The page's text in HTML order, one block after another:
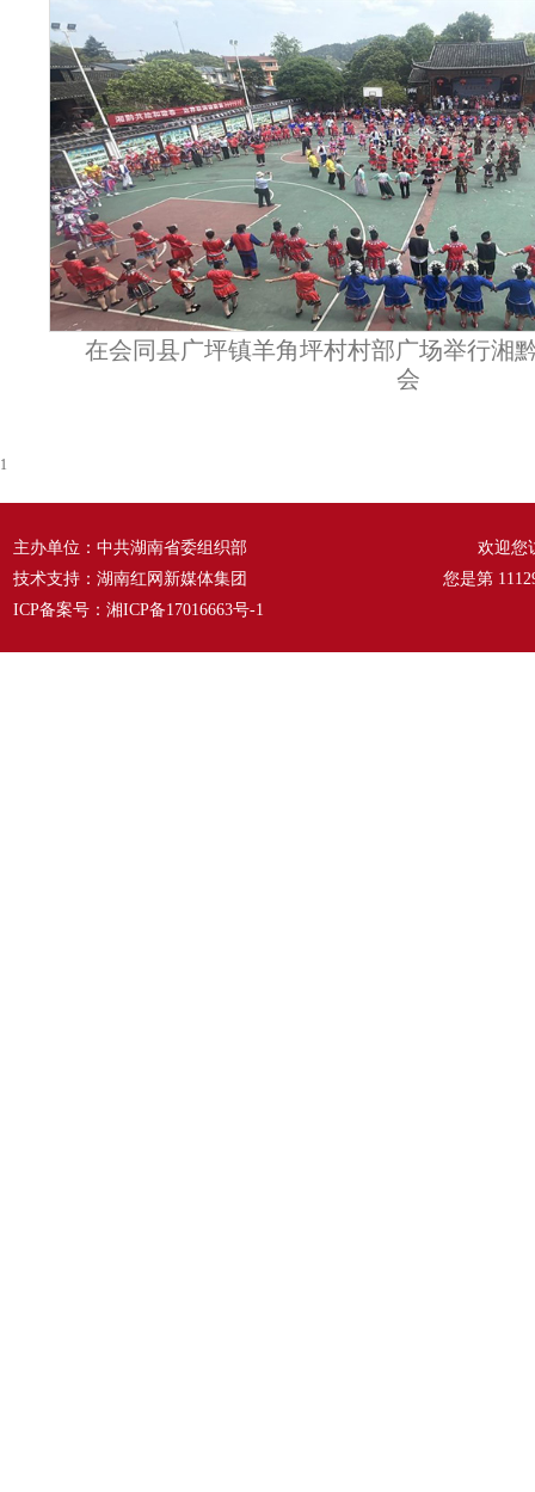
在会同县广坪镇羊角坪村村部广场举行湘
会
1
主办单位：中共湖南省委组织部
技术支持：湖南红网新媒体集团
ICP备案号： 湘ICP备17016663号-1
欢迎您
您是第